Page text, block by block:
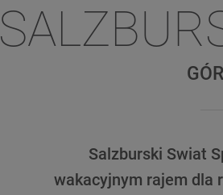
Salzburski Swiat
wakacyjnym rajem dla